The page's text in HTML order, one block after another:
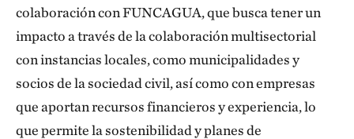
colaboración con FUNCAGUA, que busca tener un
impacto a través de la colaboración multisectorial
con instancias locales, como municipalidades y
socios de la sociedad civil, así como con empresas
que aportan recursos financieros y experiencia, lo
que permite la sostenibilidad y planes de